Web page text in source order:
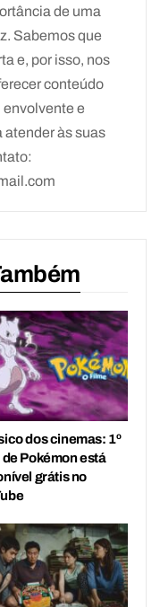
de uma
Sabemos que
e, por isso, nos
conteúdo
e
atender às suas
dos cinemas: 1º
Pokémon está
grátis no